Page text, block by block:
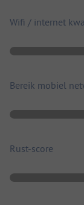
Wifi / internet
Bereik mobiel
Rust-score